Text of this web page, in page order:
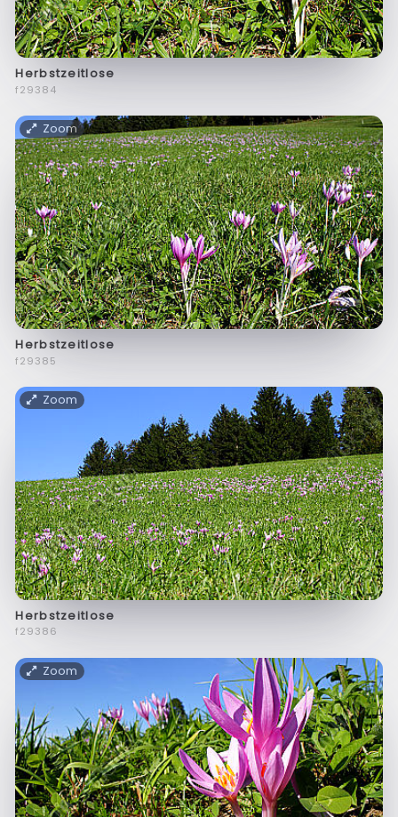
Herbstzeitlose
f29384
Zoom
Herbstzeitlose
f29385
Zoom
Herbstzeitlose
f29386
Zoom